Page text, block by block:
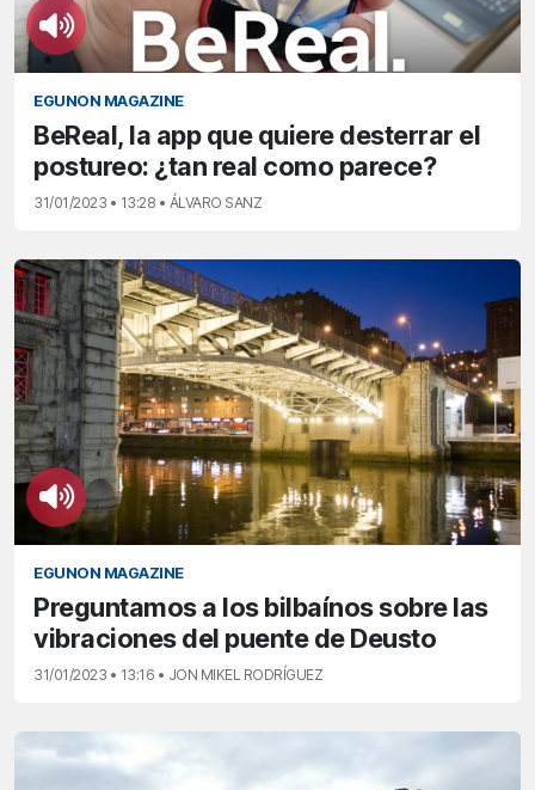
EGUNON MAGAZINE
BeReal, la app que quiere desterrar el
postureo: ¿tan real como parece?
31/01/2023 • 13:28 • ÁLVARO SANZ
EGUNON MAGAZINE
Preguntamos a los bilbaínos sobre las
vibraciones del puente de Deusto
31/01/2023 • 13:16 • JON MIKEL RODRÍGUEZ